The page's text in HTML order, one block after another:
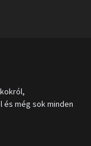
még sok minden